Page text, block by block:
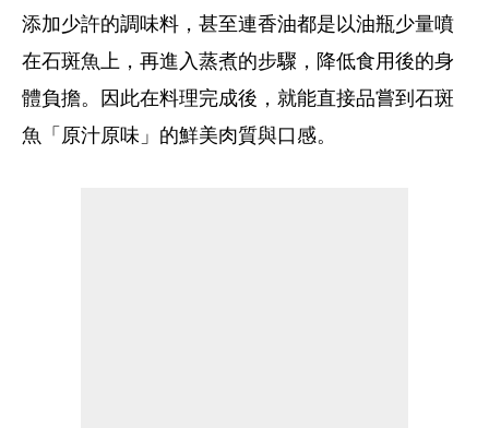
添加少許的調味料，甚至連香油都是以油瓶少量噴
在石斑魚上，再進入蒸煮的步驟，降低食用後的身
體負擔。因此在料理完成後，就能直接品嘗到石斑
魚「原汁原味」的鮮美肉質與口感。